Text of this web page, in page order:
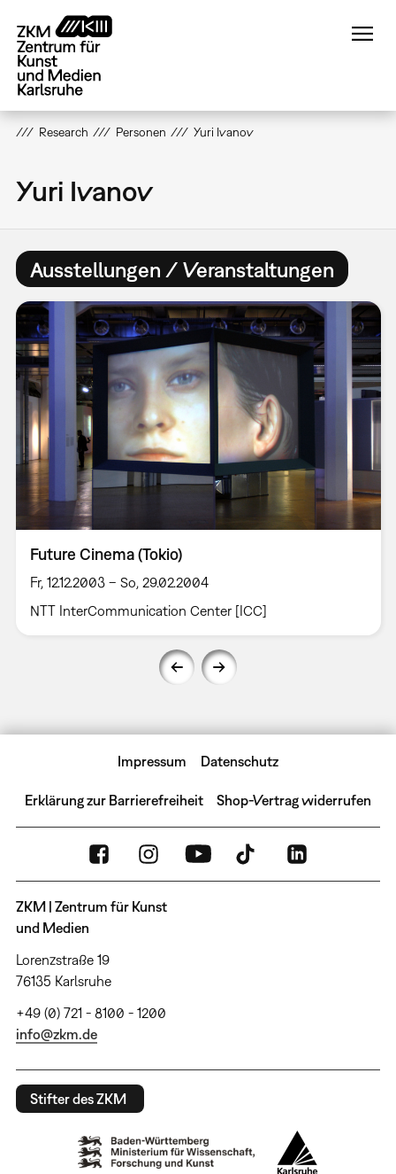
zum
Inhalt
Research Personen Yuri Ivanov
Yuri Ivanov
Ausstellungen / Veranstaltungen
Future Cinema (Tokio)
Fr, 12.12.2003 – So, 29.02.2004
NTT InterCommunication Center [ICC]
Impressum Datenschutz
Erklärung zur Barrierefreiheit Shop-Vertrag widerrufen
ZKM | Zentrum für Kunst
und Medien
Lorenzstraße 19
76135 Karlsruhe
+49 (0) 721 - 8100 - 1200
info@zkm.de
Stifter des ZKM